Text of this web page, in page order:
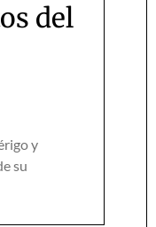
del
y
su